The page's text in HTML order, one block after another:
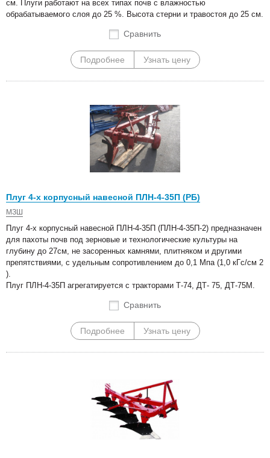
см. Плуги работают на всех типах почв с влажностью
обрабатываемого слоя до 25 %. Высота стерни и травостоя до 25 см.
Сравнить
Подробнее Узнать цену
Плуг 4-х корпусный навесной ПЛН-4-35П (РБ)
МЗШ
Плуг 4-х корпусный навесной ПЛН-4-35П (ПЛН-4-35П-2) предназначен
для пахоты почв под зерновые и технологические культуры на
глубину до 27см, не засоренных камнями, плитняком и другими
препятствиями, с удельным сопротивлением до 0,1 Мпа (1,0 кГс/см 2
).
Плуг ПЛН-4-35П агрегатируется с тракторами Т-74, ДТ- 75, ДТ-75М.
Сравнить
Подробнее Узнать цену